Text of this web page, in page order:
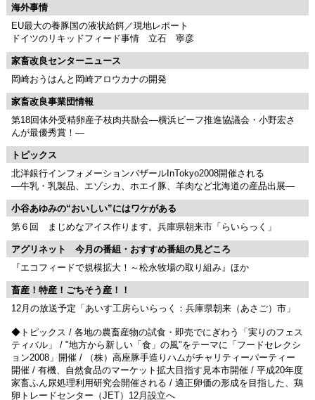
海外事情
EU最大の養豚国の液状給餌／現地レポート
ドイツのリキッドフィード事情 立石 寧彦
家畜改良センターニュース
岡崎おうはんと岡崎アロウカナの開発
家畜改良事業団情報
第18回体外受精卵産子枝肉共励会―横浜ビーフ推進協議会・小野宏さ
んが最優秀賞！―
トピックス
北洋銀行インフォメーションバザールInTokyo2008開催される
―牛乳・乳製品、エゾシカ、ホエイ豚、羊肉など北海道の産品出展―
小谷あゆみの“おいしい”にはワケがある
第６回 まじめなアイス作ります。兵庫県朝来市「らいらっく」
アグリネット 今月の番組・おすすめ番組の見どころ
『エコフィードで規模拡大！～松永牧場の取り組み』ほか
畜産！特産！ごちそう産！！
12月の放送予定「あいす工房らいらっく：兵庫県朝来（あさご）市」
◆トピックス / 各地の農畜産物の試食・即売でにぎわう「実りのフェス
ティバル」 / "地方から新しい「食」の風"をテーマに「フードセレクシ
ョン2008」開催 / （株）高座豚手造りハムがチャリティーパーティー
開催 / 有機、自然食品のマーケット拡大目指す見本市開催 / 平成20年度
家畜ふん尿処理利用研究会開催される / 適正卵価の形成を目指した、鶏
卵トレードセンター（JET）12月設立へ